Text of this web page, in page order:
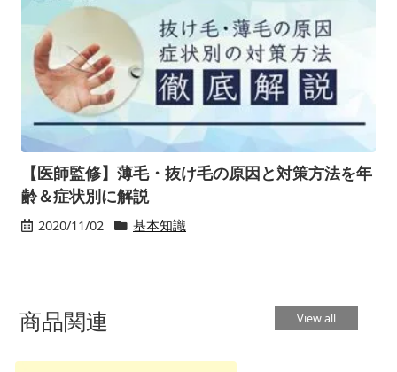
【医師監修】薄毛・抜け毛の原因と対策方法を年
齢＆症状別に解説
2020/11/02 基本知識
View all
商品関連